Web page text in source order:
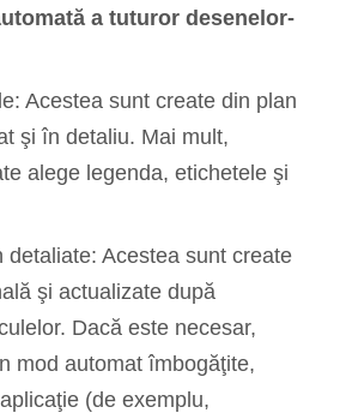
a tuturor desenelor-
Acestea sunt create din plan
şi în detaliu. Mai mult,
alege legenda, etichetele şi
detaliate: Acestea sunt create
şi actualizate după
Dacă este necesar,
mod automat îmbogăţite,
(de exemplu,